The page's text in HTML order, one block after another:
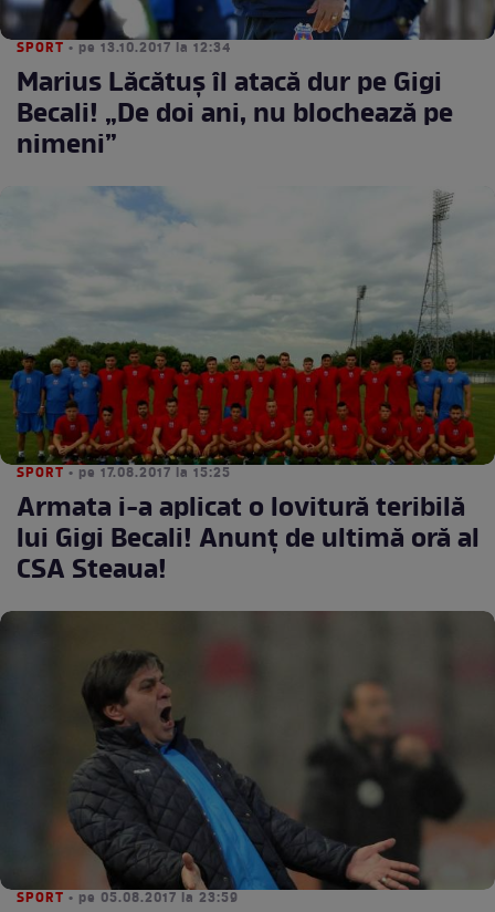
SPORT • pe 13.10.2017 la 12:34
Marius Lăcătuş îl atacă dur pe Gigi
Becali! „De doi ani, nu blochează pe
nimeni”
SPORT • pe 17.08.2017 la 15:25
Armata i-a aplicat o lovitură teribilă
lui Gigi Becali! Anunţ de ultimă oră al
CSA Steaua!
SPORT • pe 05.08.2017 la 23:59